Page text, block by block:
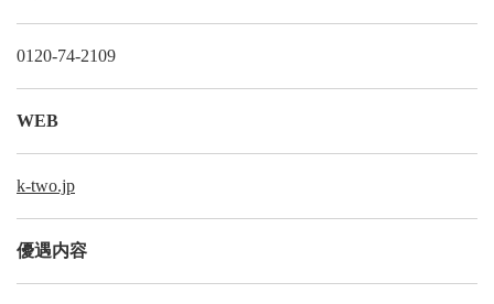
0120-74-2109
WEB
k-two.jp
優遇内容